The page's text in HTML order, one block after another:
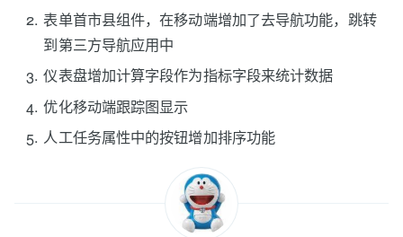
表单首市县组件，在移动端增加了去导航功能，跳转
到第三方导航应用中
仪表盘增加计算字段作为指标字段来统计数据
优化移动端跟踪图显示
人工任务属性中的按钮增加排序功能